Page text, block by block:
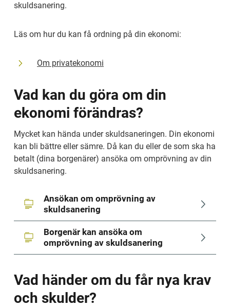
skuldsanering.
Läs om hur du kan få ordning på din ekonomi:
Om privatekonomi
Vad kan du göra om din
ekonomi förändras?
Mycket kan hända under skuldsaneringen. Din ekonomi
kan bli bättre eller sämre. Då kan du eller de som ska ha
betalt (dina borgenärer) ansöka om omprövning av din
skuldsanering.
Ansökan om omprövning av
skuldsanering
Borgenär kan ansöka om
omprövning av skuldsanering
Vad händer om du får nya krav
och skulder?